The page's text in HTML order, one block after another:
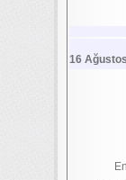
16